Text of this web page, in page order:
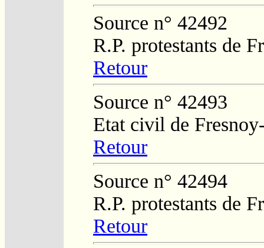
Source n° 42492
R.P. protestants de
Retour
Source n° 42493
Etat civil de
Retour
Source n° 42494
R.P. protestants de
Retour